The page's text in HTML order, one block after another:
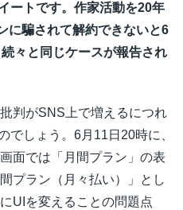
ートです。作家活動を20年
に騙されて解約できないと6
々と同じケースが報告され
判がSNS上で増えるにつれ
でしょう。6月11日20時に、
面では「月間プラン」の表
プラン（月々払い）」とし
UIを変えることの問題点